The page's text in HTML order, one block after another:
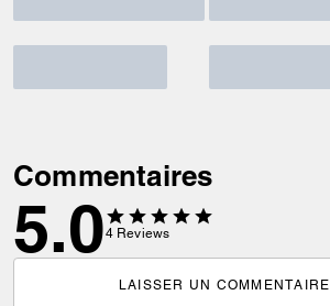
Commentaires
5.04 Reviews
LAISSER UN COMMENTAIRE